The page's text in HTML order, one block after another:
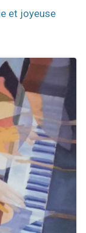
et joyeuse